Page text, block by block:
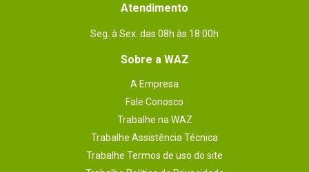
Atendimento
Seg. à Sex. das 08h às 18:00h
Sobre a WAZ
A Empresa
Fale Conosco
Trabalhe na WAZ
Trabalhe Assistência Técnica
Trabalhe Termos de uso do site